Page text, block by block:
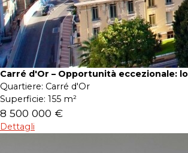
Carré d'Or – Opportunità eccezionale:
Quartiere: Carré d'Or
Superficie: 155 m²
8 500 000 €
Dettagli